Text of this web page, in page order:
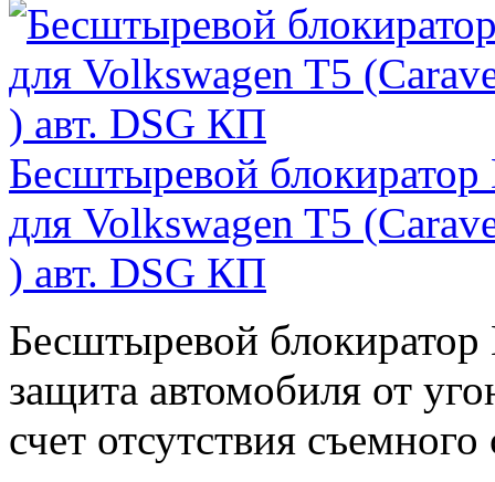
Бесштыревой
для Volkswagen T5
) авт. DSG КП
Бесштыревой
защита автомобиля от
счет отсутствия съемного